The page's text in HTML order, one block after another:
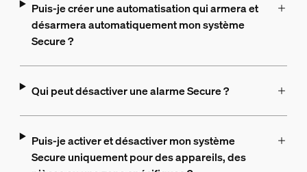
Puis-je créer une automatisation qui armera et
désarmera automatiquement mon système
Secure ?
Qui peut désactiver une alarme Secure ?
Puis-je activer et désactiver mon système
Secure uniquement pour des appareils, des